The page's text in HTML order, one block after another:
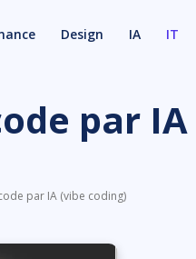
Design IA IT
par
par IA (vibe coding)